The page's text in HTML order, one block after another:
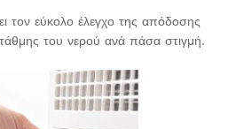
τον εύκολο έλεγχο της απόδοσης
του νερού ανά πάσα στιγμή.